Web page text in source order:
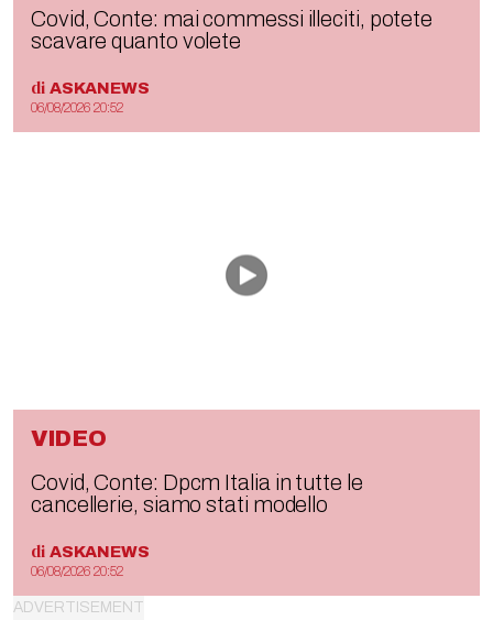
Covid, Conte: mai commessi illeciti, potete
scavare quanto volete
di ASKANEWS
06/08/2026 20:52
VIDEO
Covid, Conte: Dpcm Italia in tutte le
cancellerie, siamo stati modello
di ASKANEWS
06/08/2026 20:52